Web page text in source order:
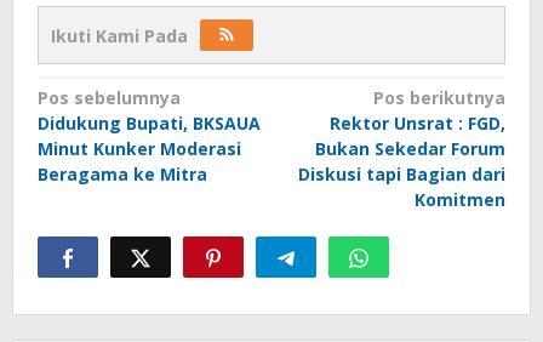
Ikuti Kami Pada
Navigasi
pos
Pos sebelumnya
Didukung Bupati, BKSAUA
Minut Kunker Moderasi
Beragama ke Mitra
Pos berikutnya
Rektor Unsrat : FGD,
Bukan Sekedar Forum
Diskusi tapi Bagian dari
Komitmen